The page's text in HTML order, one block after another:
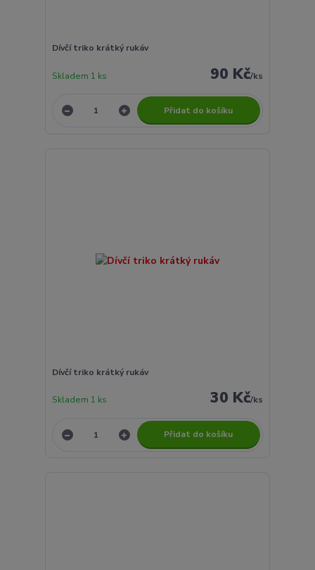
Dívčí triko krátký rukáv
90 Kč/ks
Skladem 1 ks
Přidat do košíku
Dívčí triko krátký rukáv
30 Kč/ks
Skladem 1 ks
Přidat do košíku